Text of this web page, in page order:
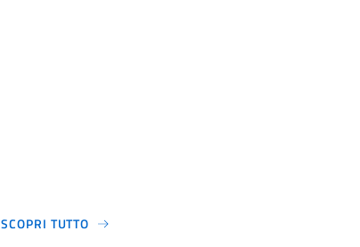
SCOPRI TUTTO